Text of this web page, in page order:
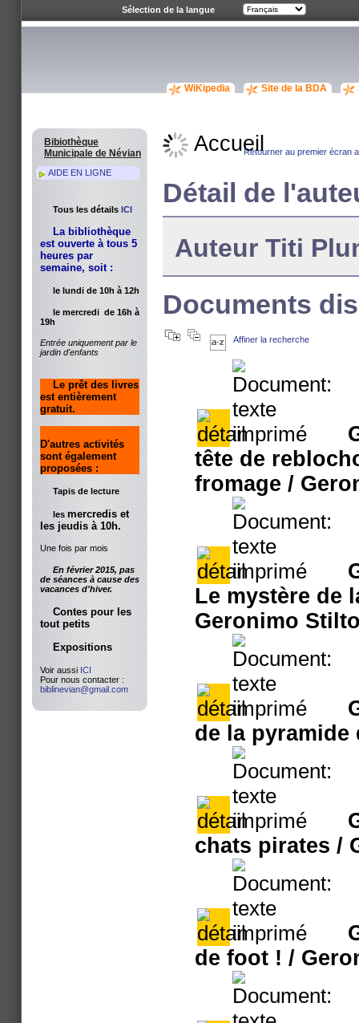
Accueil
WiKipedia Site de la BDA
Retourner au premier écran
Détail de
Auteur Titi
Documents
Affiner la recherche
tête de
fromage /
Le mystère de
Geronimo
de la pyramide
chats pirates /
de foot ! /
Bibiothèque
Municipale de Névian
AIDE EN LIGNE
Tous les détailsICI
La bibliothèque
est ouverte à tous 5
heures par
semaine, soit :
le lundi de 10h à 12h
le mercredi de 16h à
19h
Entrée uniquement par le
jardin d'enfants
Le prêt des livres
est entièrement
gratuit.
D'autres activités
sont également
proposées :
Tapis de lecture
lesmercredis et
les jeudis à 10h.
Une fois par mois
En février 2015, pas
de séances à cause des
vacances d'hiver.
Contes pour les
tout petits
Expositions
Voir aussiICI
Pour nous contacter :
biblinevian@gmail.com
Sélection de la langue